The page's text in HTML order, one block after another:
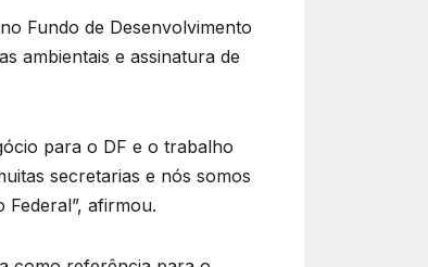
Fundo de Desenvolvimento
ambientais e assinatura de
para o DF e o trabalho
secretarias e nós somos
afirmou.